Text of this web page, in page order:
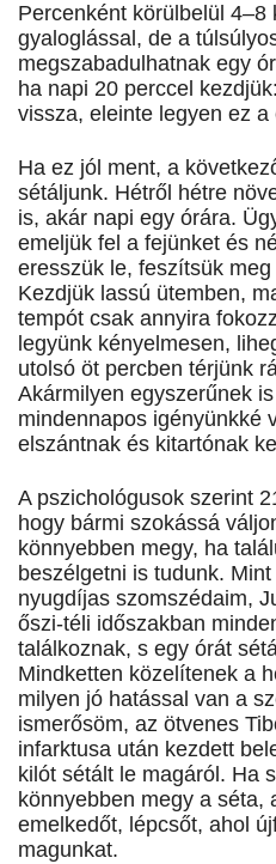
Percenként körülbelül 4–8
gyaloglással, de a
megszabadulhatnak egy
ha napi 20 perccel
vissza, eleinte legyen ez a
Ha ez jól ment, a
sétáljunk. Hétről hétre
is, akár napi egy órára.
emeljük fel a fejünket és
eresszük le, feszítsük
Kezdjük lassú ütemben,
tempót csak annyira
legyünk kényelmesen,
utolsó öt percben térjünk
Akármilyen egyszerűnek
mindennapos igényünkké
elszántnak és kitartónak
A pszichológusok szerint
hogy bármi szokássá
könnyebben megy, ha
beszélgetni is tudunk.
nyugdíjas szomszédaim,
őszi-téli időszakban
találkoznak, s egy órát
Mindketten közelítenek a
milyen jó hatással van a
ismerősöm, az ötvenes
infarktusa után kezdett
kilót sétált le magáról. Ha
könnyebben megy a séta,
emelkedőt, lépcsőt, ahol
magunkat.